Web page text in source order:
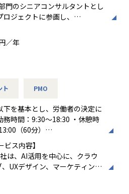
テム実装力」 を武器に
を形にするITコンサルティン
ンプール制」 のもと、大手通
とする多彩なプロジェクトを通
環境です。
、社員が効率的に働ける環境
。また、有給の1時間単位で
方をサポートしています
門のシニアコンサルタントとし
ジェクトに参画し、
ドいただきます。
信系大手企業、金融業、製造
クライアントを業界問わず幅広
理、解決策の検討、およびPo
活用した実務レベルの変革支
、プロジェクト運営支援（PM
課題管理と、顧客との日常的
／年
ト PMO
下を基本とし、労働者の決定に
（60分）
労働制
有無： 有（月平均20時間）
分
ビス内容】
は、AI活用を中心に、クラウ
、UXデザイン、マーケティング
）を支援しています。AIを活